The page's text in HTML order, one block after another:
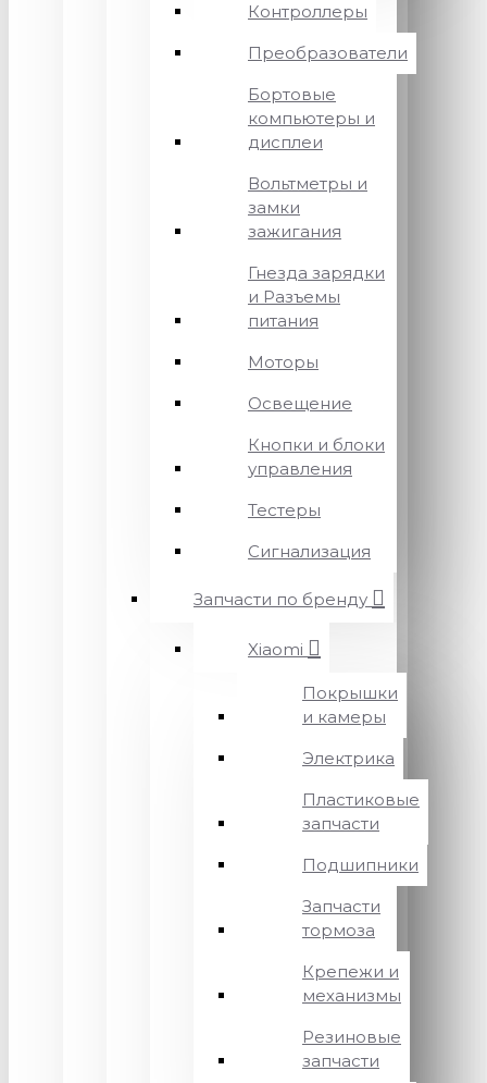
Контроллеры
Преобразователи
Бортовые
компьютеры и
дисплеи
Вольтметры и
замки
зажигания
Гнезда зарядки
и Разъемы
питания
Моторы
Освещение
Кнопки и блоки
управления
Тестеры
Сигнализация
Запчасти по бренду
Xiaomi
Покрышки
и камеры
Электрика
Пластиковые
запчасти
Подшипники
Запчасти
тормоза
Крепежи и
механизмы
Резиновые
запчасти